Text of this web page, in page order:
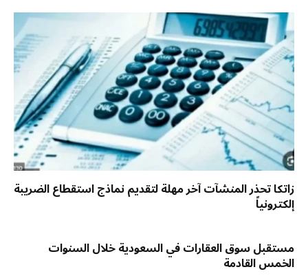
زاتكا تحذر المنشآت آخر مهلة لتقديم نماذج استقطاع الضريبة
إلكترونياً
مستقبل سوق العقارات في السعودية خلال السنوات
الخمس القادمة